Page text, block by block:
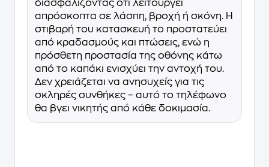
διασφαλίζοντας ότι λειτουργεί
απρόσκοπτα σε λάσπη, βροχή ή σκόνη. Η
στιβαρή του κατασκευή το προστατεύει
από κραδασμούς και πτώσεις, ενώ η
πρόσθετη προστασία της οθόνης κάτω
από το καπάκι ενισχύει την αντοχή του.
Δεν χρειάζεται να ανησυχείς για τις
σκληρές συνθήκες – αυτό το τηλέφωνο
θα βγει νικητής από κάθε δοκιμασία.